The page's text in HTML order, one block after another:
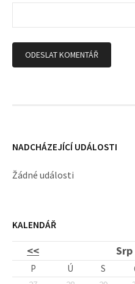
ě
v
NADCHÁZEJÍCÍ UDÁLOSTI
Žádné události
KALENDÁŘ
<< Srp
P Ú S